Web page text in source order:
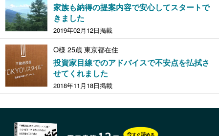
家族も納得の提案内容で安心してスタートで
きました
2019年02月12日掲載
O様 25歳 東京都在住
投資家目線でのアドバイスで不安点を払拭さ
せてくれました
2018年11月18日掲載